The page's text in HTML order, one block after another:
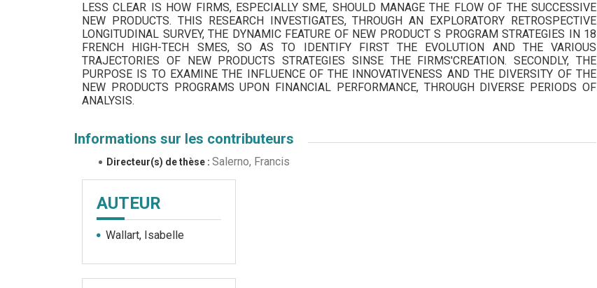
LESS CLEAR IS HOW FIRMS, ESPECIALLY SME, SHOULD MANAGE THE FLOW OF THE SUCCESSIVE
NEW PRODUCTS. THIS RESEARCH INVESTIGATES, THROUGH AN EXPLORATORY RETROSPECTIVE
LONGITUDINAL SURVEY, THE DYNAMIC FEATURE OF NEW PRODUCT S PROGRAM STRATEGIES IN 18
FRENCH HIGH-TECH SMES, SO AS TO IDENTIFY FIRST THE EVOLUTION AND THE VARIOUS
TRAJECTORIES OF NEW PRODUCTS STRATEGIES SINSE THE FIRMS'CREATION. SECONDLY, THE
PURPOSE IS TO EXAMINE THE INFLUENCE OF THE INNOVATIVENESS AND THE DIVERSITY OF THE
NEW PRODUCTS PROGRAMS UPON FINANCIAL PERFORMANCE, THROUGH DIVERSE PERIODS OF
ANALYSIS.
Informations sur les contributeurs
Directeur(s) de thèse : Salerno, Francis
AUTEUR
Wallart, Isabelle